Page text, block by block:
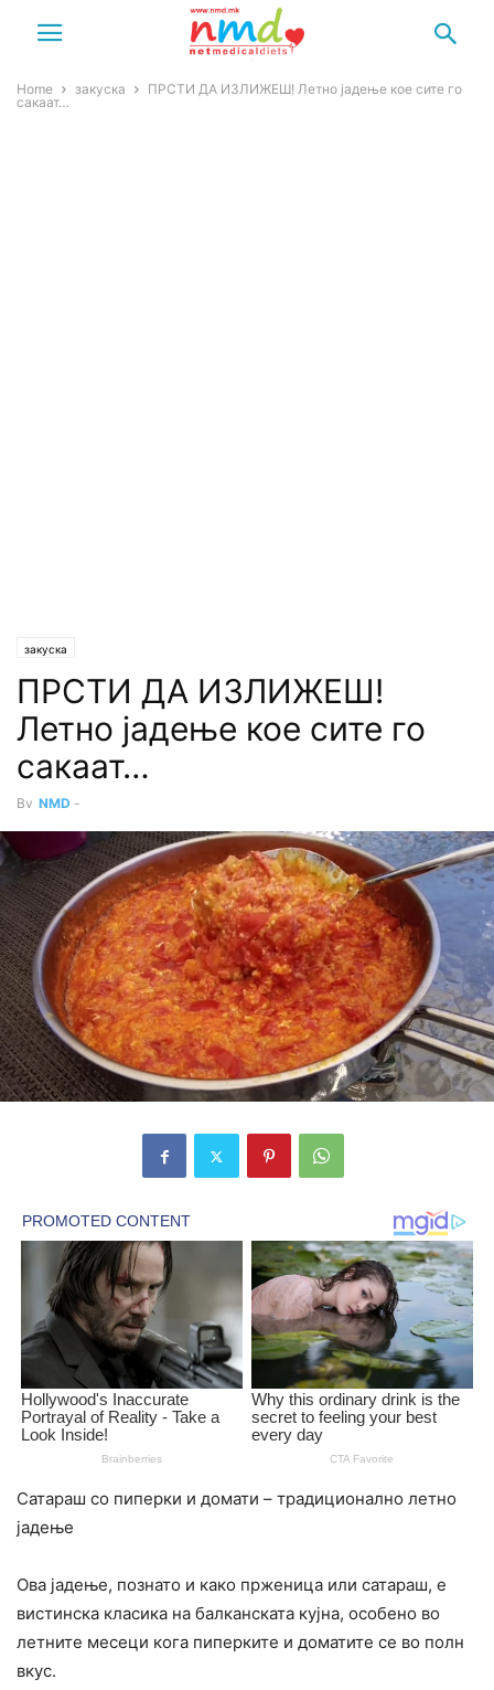
Home закуска
ПРСТИ ДА ИЗЛИЖЕШ! Летно јадење кое сите го
сакаат…
закуска
ПРСТИ ДА ИЗЛИЖЕШ!
Летно јадење кое сите го
сакаат…
By NMD -
Сатараш со пиперки и домати – традиционално летно
јадење
Ова јадење, познато и како прженица или сатараш, е
вистинска класика на балканската кујна, особено во
летните месеци кога пиперките и доматите се во полн
вкус.